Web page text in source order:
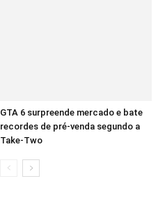
GTA 6 surpreende mercado e bate
recordes de pré-venda segundo a
Take-Two